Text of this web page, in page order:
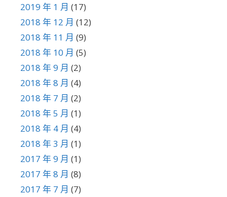
2019 年 1 月 (17)
2018 年 12 月 (12)
2018 年 11 月 (9)
2018 年 10 月 (5)
2018 年 9 月 (2)
2018 年 8 月 (4)
2018 年 7 月 (2)
2018 年 5 月 (1)
2018 年 4 月 (4)
2018 年 3 月 (1)
2017 年 9 月 (1)
2017 年 8 月 (8)
2017 年 7 月 (7)